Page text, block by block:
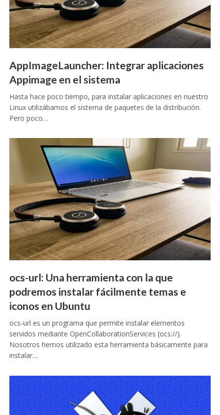
AppImageLauncher: Integrar aplicaciones
Appimage en el sistema
Hasta hace poco tiempo, para instalar aplicaciones en nuestro
Linux utilizábamos el sistema de paquetes de la distribución.
Pero poco…
ocs-url: Una herramienta con la que
podremos instalar fácilmente temas e
iconos en Ubuntu
ocs-url es un programa que permite instalar elementos
servidos mediante OpenCollaborationServices (ocs://).
Nosotros hemos utilizado esta herramienta básicamente para
instalar…